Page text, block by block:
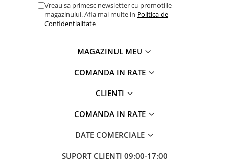
Vreau sa primesc newsletter cu promotiile
magazinului. Afla mai multe in Politica de
Confidentialitate
MAGAZINUL MEU
COMANDA IN RATE
CLIENTI
COMANDA IN RATE
DATE COMERCIALE
SUPORT CLIENTI 09:00-17:00